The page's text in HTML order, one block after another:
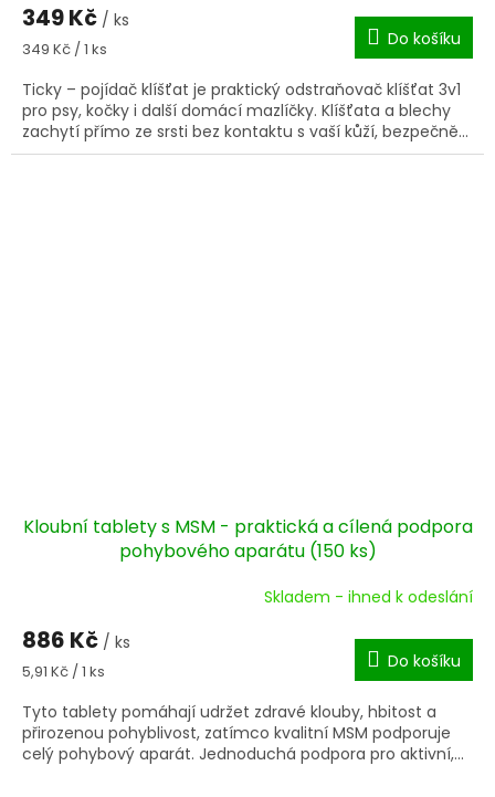
produktu
je
5,0
z
5
hvězdiček.
349 Kč / ks
Měrná
349 Kč / 1 ks Do košíku
Ticky – pojídač klíšťat je praktický odstraňovač klíšťat 3v1
pro psy, kočky i další domácí mazlíčky. Klíšťata a blechy
zachytí přímo ze srsti bez kontaktu s vaší kůží, bezpečně...
Kloubní tablety s MSM - praktická a cílená podpora
pohybového aparátu (150 ks)
Skladem - ihned k odeslání
886 Kč / ks
Měrná
5,91 Kč / 1 ks Do košíku
Tyto tablety pomáhají udržet zdravé klouby, hbitost a
přirozenou pohyblivost, zatímco kvalitní MSM podporuje
celý pohybový aparát. Jednoduchá podpora pro aktivní,...